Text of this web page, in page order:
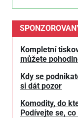
Kompletní
můžete
Kdy se
si dát pozor
Komodity, do
Podívejte se,